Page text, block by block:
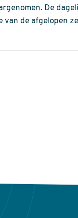
De
van de afgelopen